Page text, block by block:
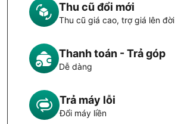
Thu cũ đổi mới
Thu cũ giá cao, trợ giá lên đời
Thanh toán - Trả góp
Dễ dàng
Trả máy lỗi
Đổi máy liền